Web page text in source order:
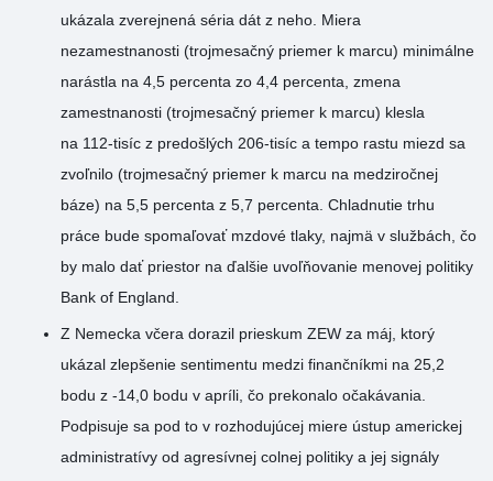
ukázala zverejnená séria dát z neho. Miera
nezamestnanosti (trojmesačný priemer k marcu) minimálne
narástla na 4,5 percenta zo 4,4 percenta, zmena
zamestnanosti (trojmesačný priemer k marcu) klesla
na 112-tisíc z predošlých 206-tisíc a tempo rastu miezd sa
zvoľnilo (trojmesačný priemer k marcu na medziročnej
báze) na 5,5 percenta z 5,7 percenta. Chladnutie trhu
práce bude spomaľovať mzdové tlaky, najmä v službách, čo
by malo dať priestor na ďalšie uvoľňovanie menovej politiky
Bank of England.
Z Nemecka včera dorazil prieskum ZEW za máj, ktorý
ukázal zlepšenie sentimentu medzi finančníkmi na 25,2
bodu z -14,0 bodu v apríli, čo prekonalo očakávania.
Podpisuje sa pod to v rozhodujúcej miere ústup americkej
administratívy od agresívnej colnej politiky a jej signály